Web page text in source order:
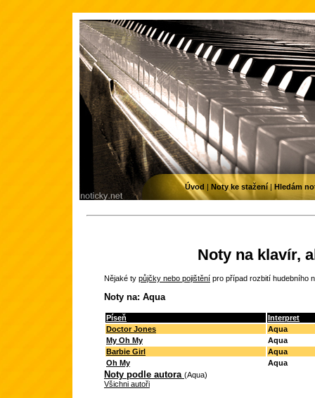
Noty na klavír,
Nějaké ty půjčky nebo pojištění pro případ rozbití hudebního
Noty na: Aqua
Píseň
Interpret
Doctor Jones
Aqua
My Oh My
Aqua
Barbie Girl
Aqua
Oh My
Aqua
Noty podle autora (Aqua)
Všichni autoři
Úvod | Noty ke stažení| Hledám